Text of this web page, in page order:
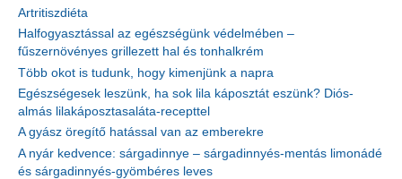
Artritiszdiéta
Halfogyasztással az egészségünk védelmében –
fűszernövényes grillezett hal és tonhalkrém
Több okot is tudunk, hogy kimenjünk a napra
Egészségesek leszünk, ha sok lila káposztát eszünk? Diós-
almás lilakáposztasaláta-recepttel
A gyász öregítő hatással van az emberekre
A nyár kedvence: sárgadinnye – sárgadinnyés-mentás limonádé
és sárgadinnyés-gyömbéres leves